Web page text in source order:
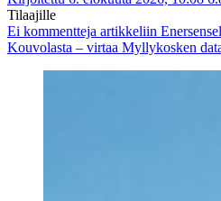
Tilaajille
Ei kommentteja artikkeliin
Kouvolasta – virtaa Myllykosken